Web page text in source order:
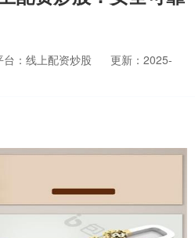
台：线上配资炒股
更新：2025-